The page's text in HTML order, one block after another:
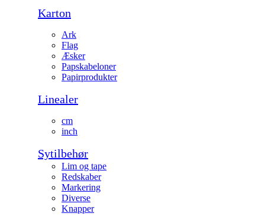
Karton
Ark
Flag
Æsker
Papskabeloner
Papirprodukter
Linealer
cm
inch
Sytilbehør
Lim og tape
Redskaber
Markering
Diverse
Knapper